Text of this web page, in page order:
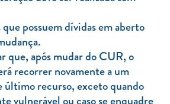
possuem dívidas em aberto
que, após mudar do CUR, o
recorrer novamente a um
último recurso, exceto quando
vulnerável ou caso se enquadre